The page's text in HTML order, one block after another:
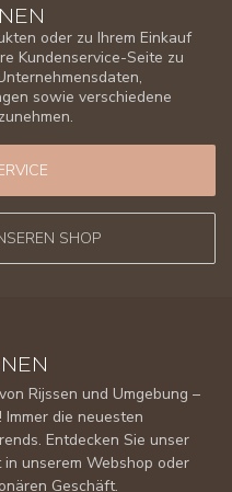
oder zu Ihrem Einkauf
Kundenservice-Seite zu
sowie verschiedene
SHOP
Rijssen und Umgebung –
die neuesten
Entdecken Sie unser
unserem Webshop oder
Geschäft.